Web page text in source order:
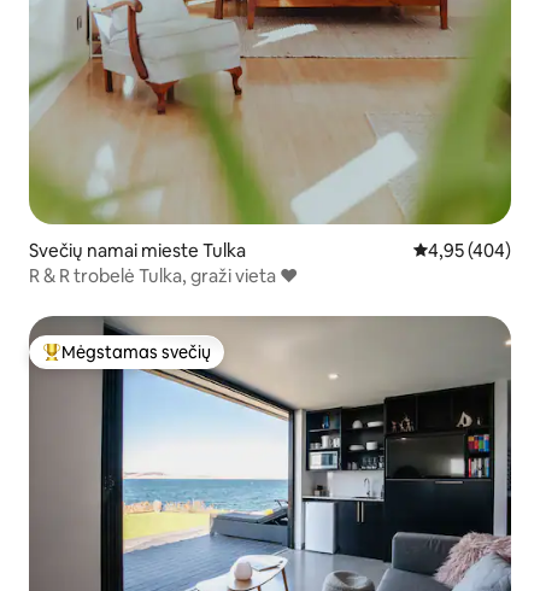
Svečių namai mieste Tulka Vidutinis
4,95 (404)
R & R trobelė Tulka, graži vieta ❤️
Svečių mėgstamiausias
Mėgstamas svečių